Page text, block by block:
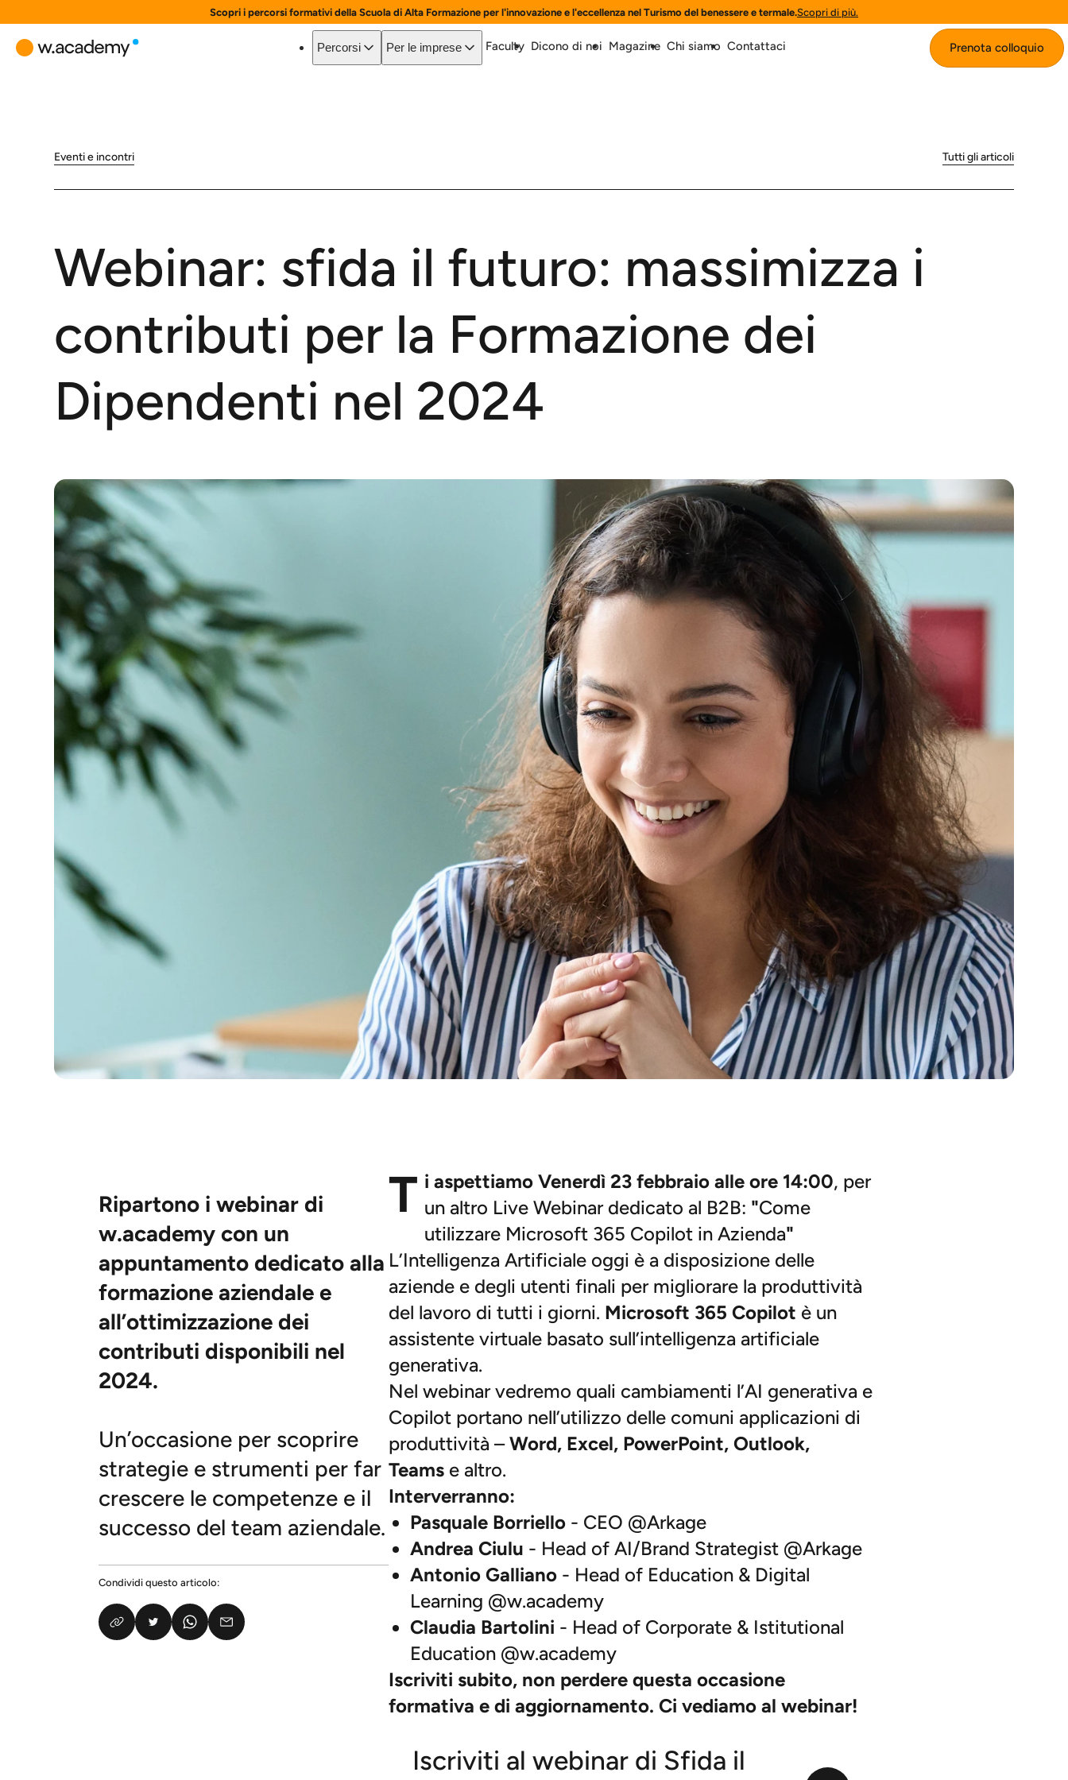
Scopri i percorsi formativi della Scuola di Alta Formazione per l'innovazione e l'eccellenza nel Turismo del benessere e termale.Scopri di più.
Percorsi Per le imprese Faculty Dicono di noi Magazine Chi siamo Contattaci
Prenota colloquio
Eventi e incontri Tutti gli articoli
Webinar: sfida il futuro: massimizza i
contributi per la Formazione dei
Dipendenti nel 2024
Ripartono i webinar di
w.academy con un
appuntamento dedicato alla
formazione aziendale e
all’ottimizzazione dei
contributi disponibili nel
2024.
Un’occasione per scoprire
strategie e strumenti per far
crescere le competenze e il
successo del team aziendale.
Condividi questo articolo:
T i aspettiamo Venerdì 23 febbraio alle ore 14:00, per
un altro Live Webinar dedicato al B2B: "Come
utilizzare Microsoft 365 Copilot in Azienda"
L’Intelligenza Artificiale oggi è a disposizione delle
aziende e degli utenti finali per migliorare la produttività
del lavoro di tutti i giorni. Microsoft 365 Copilot è un
assistente virtuale basato sull’intelligenza artificiale
generativa.
Nel webinar vedremo quali cambiamenti l’AI generativa e
Copilot portano nell’utilizzo delle comuni applicazioni di
produttività –Word, Excel, PowerPoint, Outlook,
Teams e altro.
Interverranno:
Pasquale Borriello- CEO @Arkage
Andrea Ciulu - Head of AI/Brand Strategist @Arkage
Antonio Galliano- Head of Education & Digital
Learning @w.academy
Claudia Bartolini - Head of Corporate & Istitutional
Education @w.academy
Iscriviti subito, non perdere questa occasione
formativa e di aggiornamento. Ci vediamo al webinar!
Iscriviti al webinar di Sfida il